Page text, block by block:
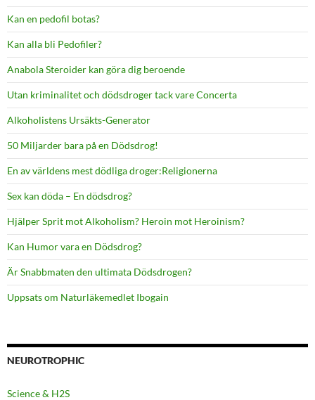
Kan en pedofil botas?
Kan alla bli Pedofiler?
Anabola Steroider kan göra dig beroende
Utan kriminalitet och dödsdroger tack vare Concerta
Alkoholistens Ursäkts-Generator
50 Miljarder bara på en Dödsdrog!
En av världens mest dödliga droger:Religionerna
Sex kan döda – En dödsdrog?
Hjälper Sprit mot Alkoholism? Heroin mot Heroinism?
Kan Humor vara en Dödsdrog?
Är Snabbmaten den ultimata Dödsdrogen?
Uppsats om Naturläkemedlet Ibogain
NEUROTROPHIC
Science & H2S